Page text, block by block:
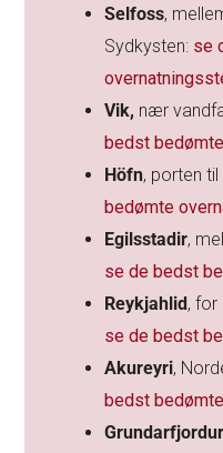
Selfoss,
Sydkysten: se
Vik, nær
bedst
Höfn, porten
bedømte
Egilsstadir,
se de bedst
Reykjahlid, for
se de bedst
Akureyri,
bedst
Grundarfjordur